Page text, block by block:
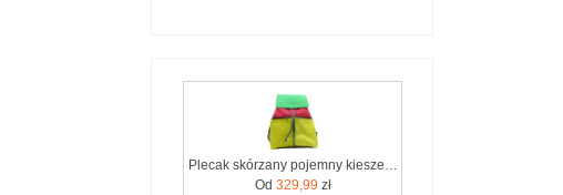
Plecak skórzany pojemny kieszenie wygodny kolorowy zero waste OLIVKA
Od 329,99 zł